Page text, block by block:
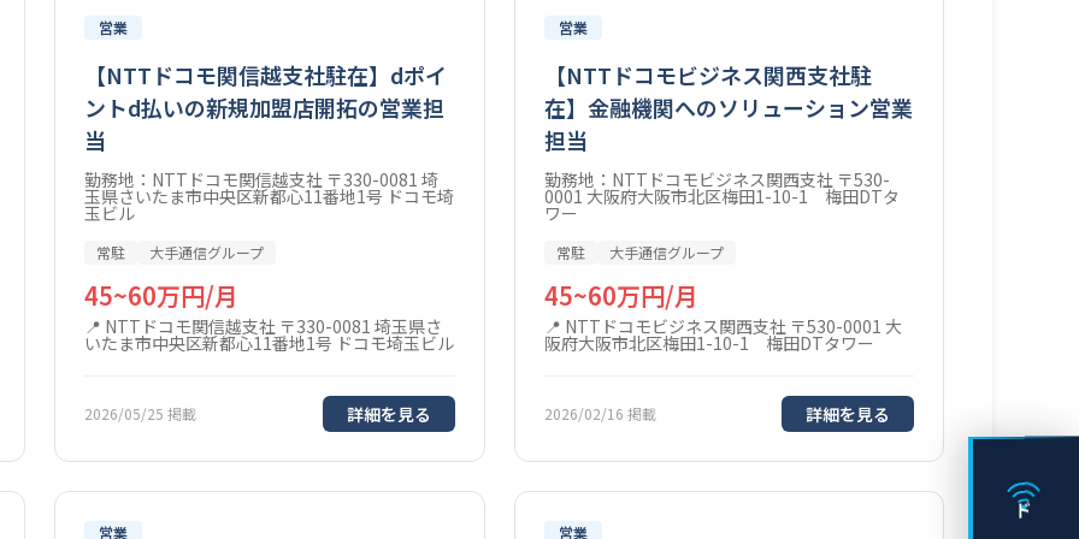
営業
【NTTドコモ関信越支社駐在】dポイ
ントd払いの新規加盟店開拓の営業担
当
勤務地：NTTドコモ関信越支社 〒330-0081 埼
玉県さいたま市中央区新都心11番地1号 ドコモ埼
玉ビル
常駐 大手通信グループ
45~60万円/月
NTTドコモ関信越支社 〒330-0081 埼玉県さ
いたま市中央区新都心11番地1号 ドコモ埼玉ビル
2026/05/25 掲載 詳細を見る
営業
【NTTドコモビジネス関西支社駐
在】金融機関へのソリューション営業
担当
勤務地：NTTドコモビジネス関西支社 〒530-
0001 大阪府大阪市北区梅田1-10-1 梅田DTタ
ワー
常駐 大手通信グループ
45~60万円/月
NTTドコモビジネス関西支社 〒530-0001 大
阪府大阪市北区梅田1-10-1 梅田DTタワー
2026/02/16 掲載 詳細を見る
営業 営業